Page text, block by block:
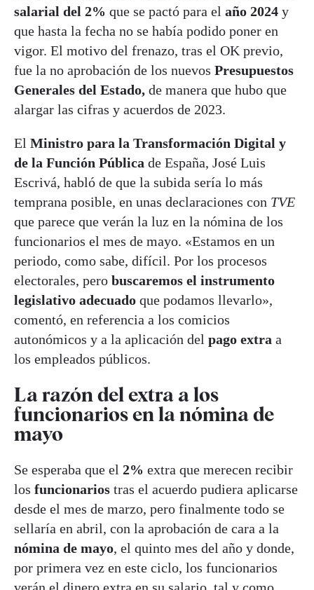
salarial del 2% que se pactó para el año 2024 y
que hasta la fecha no se había podido poner en
vigor. El motivo del frenazo, tras el OK previo,
fue la no aprobación de los nuevos Presupuestos
Generales del Estado, de manera que hubo que
alargar las cifras y acuerdos de 2023.
El Ministro para la Transformación Digital y
de la Función Pública de España, José Luis
Escrivá, habló de que la subida sería lo más
temprana posible, en unas declaraciones con TVE
que parece que verán la luz en la nómina de los
funcionarios el mes de mayo. «Estamos en un
periodo, como sabe, difícil. Por los procesos
electorales, pero buscaremos el instrumento
legislativo adecuado que podamos llevarlo»,
comentó, en referencia a los comicios
autonómicos y a la aplicación del pago extra a
los empleados públicos.
La razón del extra a los
funcionarios en la nómina de
mayo
Se esperaba que el 2% extra que merecen recibir
los funcionarios tras el acuerdo pudiera aplicarse
desde el mes de marzo, pero finalmente todo se
sellaría en abril, con la aprobación de cara a la
nómina de mayo, el quinto mes del año y donde,
por primera vez en este ciclo, los funcionarios